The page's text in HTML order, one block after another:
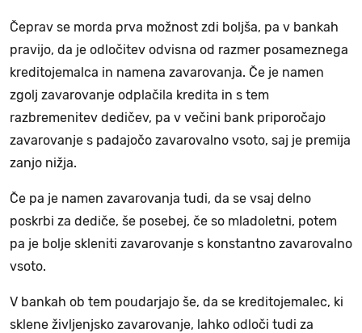
Čeprav se morda prva možnost zdi boljša, pa v bankah
pravijo, da je odločitev odvisna od razmer posameznega
kreditojemalca in namena zavarovanja. Če je namen
zgolj zavarovanje odplačila kredita in s tem
razbremenitev dedičev, pa v večini bank priporočajo
zavarovanje s padajočo zavarovalno vsoto, saj je premija
zanjo nižja.
Če pa je namen zavarovanja tudi, da se vsaj delno
poskrbi za dediče, še posebej, če so mladoletni, potem
pa je bolje skleniti zavarovanje s konstantno zavarovalno
vsoto.
V bankah ob tem poudarjajo še, da se kreditojemalec, ki
sklene življenjsko zavarovanje, lahko odloči tudi za